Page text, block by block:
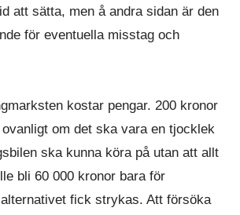
att sätta, men å andra sidan är den
för eventuella misstag och
kostar pengar. 200 kronor
om det ska vara en tjocklek
ska kunna köra på utan att allt
bli 60 000 kronor bara för
fick strykas. Att försöka